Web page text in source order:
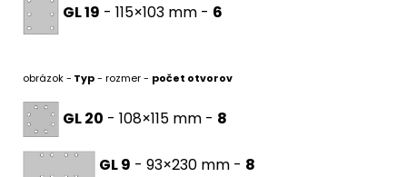
GL 19 - 115×103 mm - 6
obrázok - Typ- rozmer - počet otvorov
GL 20 - 108×115 mm - 8
GL 9 - 93×230 mm - 8